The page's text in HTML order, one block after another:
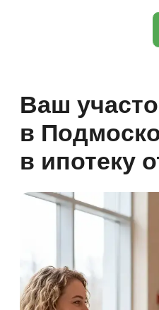
в Подмосковье
в ипотеку от 6%